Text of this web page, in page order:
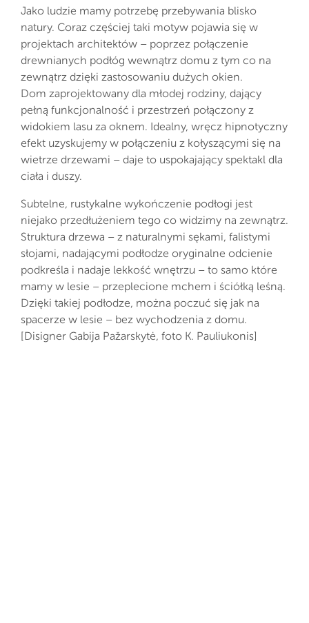
Jako ludzie mamy potrzebę przebywania blisko
natury. Coraz częściej taki motyw pojawia się w
projektach architektów – poprzez połączenie
drewnianych podłóg wewnątrz domu z tym co na
zewnątrz dzięki zastosowaniu dużych okien.
Dom zaprojektowany dla młodej rodziny, dający
pełną funkcjonalność i przestrzeń połączony z
widokiem lasu za oknem. Idealny, wręcz hipnotyczny
efekt uzyskujemy w połączeniu z kołyszącymi się na
wietrze drzewami – daje to uspokajający spektakl dla
ciała i duszy.
Subtelne, rustykalne wykończenie podłogi jest
niejako przedłużeniem tego co widzimy na zewnątrz.
Struktura drzewa – z naturalnymi sękami, falistymi
słojami, nadającymi podłodze oryginalne odcienie
podkreśla i nadaje lekkość wnętrzu – to samo które
mamy w lesie – przeplecione mchem i ściółką leśną.
Dzięki takiej podłodze, można poczuć się jak na
spacerze w lesie – bez wychodzenia z domu.
[Disigner Gabija Pažarskytė, foto K. Pauliukonis]